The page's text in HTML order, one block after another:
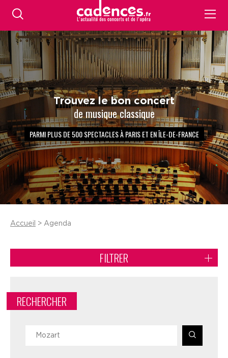
Trouvez le bon concert
de musique classique
PARMI PLUS DE 500 SPECTACLES À PARIS ET EN ÎLE-DE-FRANCE
Accueil > Agenda
FILTRER
RECHERCHER